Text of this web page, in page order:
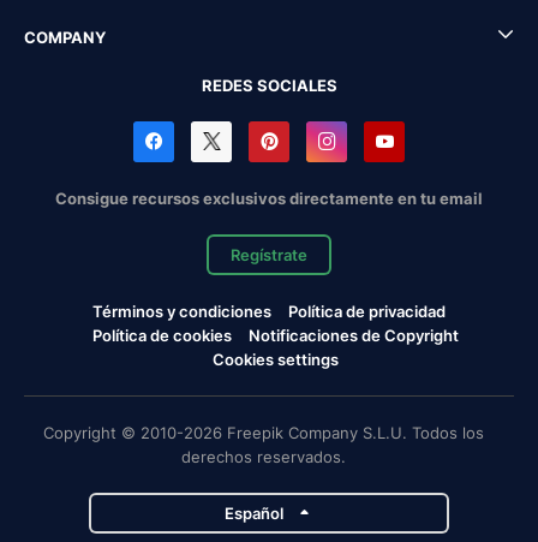
COMPANY
REDES SOCIALES
Consigue recursos exclusivos directamente en tu email
Regístrate
Términos y condiciones
Política de privacidad
Política de cookies
Notificaciones de Copyright
Cookies settings
Copyright © 2010-2026 Freepik Company S.L.U. Todos los
derechos reservados.
Español